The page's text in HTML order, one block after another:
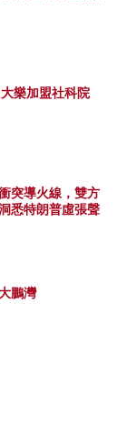
樂加盟社科院
突導火線，雙方
悉特朗普虛張聲
鵬灣